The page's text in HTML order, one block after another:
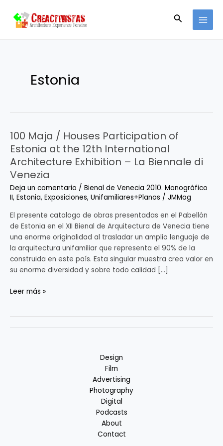
contenido
Buscar
Estonia
100 Maja / Houses Participation of
Estonia at the 12th International
Architecture Exhibition – La Biennale di
Venezia
Deja un comentario / Bienal de Venecia 2010. Monográfico
II, Estonia, Exposiciones, Unifamiliares+Planos / JMMag
El presente catalogo de obras presentadas en el Pabellón
de Estonia en el XII Bienal de Arquitectura de Venecia tiene
una enorme originalidad al trasladar un amplio lenguaje de
la arquitectura unifamiliar que representa el 90% de la
construida en este país. Esta singular muestra crea valor en
su enorme diversidad y sobre todo calidad […]
100
Maja
Houses
Participation
of
Estonia
at
the
International
Architecture
La
Leer más »
Design
Film
Advertising
Photography
Digital
Podcasts
About
Contact